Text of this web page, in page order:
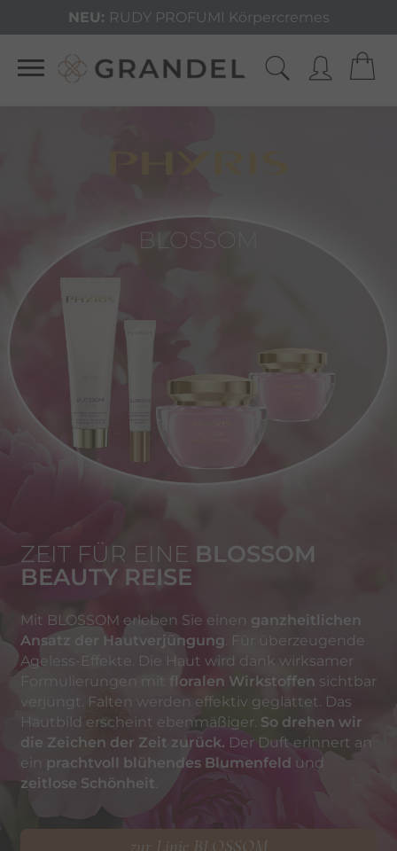
NEU: RUDY PROFUMI Körpercremes
ZEIT FÜR EINE BLOSSOM
BEAUTY REISE
Mit BLOSSOM erleben Sie einen ganzheitlichen
Ansatz der Hautverjüngung. Für überzeugende
Ageless-Effekte. Die Haut wird dank wirksamer
Formulierungen mit floralen Wirkstoffen sichtbar
verjüngt. Falten werden effektiv geglättet. Das
Hautbild erscheint ebenmäßiger. So drehen wir
die Zeichen der Zeit zurück. Der Duft erinnert an
ein prachtvoll blühendes Blumenfeld und
zeitlose Schönheit.
zur Linie BLOSSOM
BLOSSOM